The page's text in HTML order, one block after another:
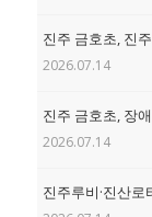
진주 금호초, 진
2026.07.14
진주 금호초, 장
2026.07.14
진주루비·진산로